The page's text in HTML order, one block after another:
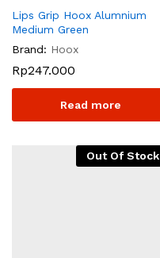
Lips Grip Hoox Alumnium
Medium Green
Brand: Hoox
Rp247.000
Read more
Out Of Stock